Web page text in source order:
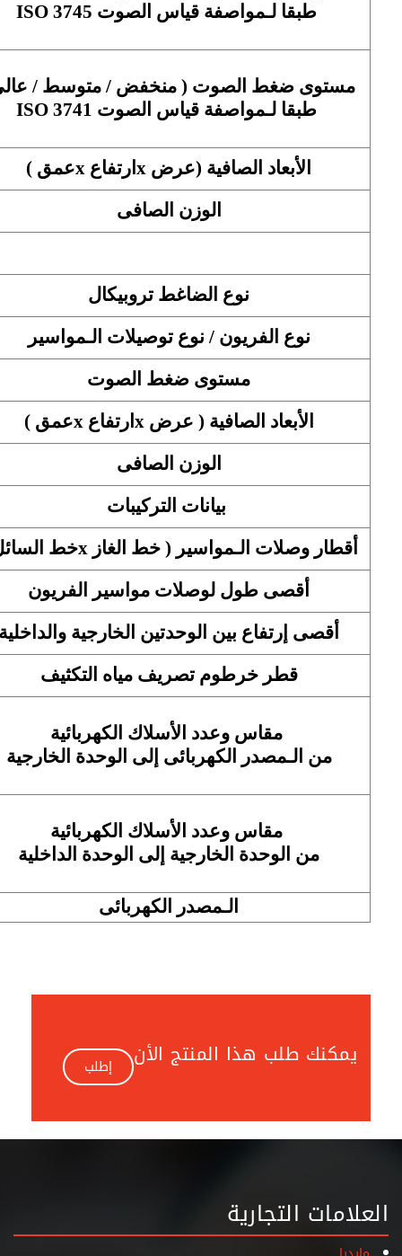
طبقا لـمواصفة قياس الصوت ISO 3745
مستوى ضغط الصوت ( منخفض / متوسط /
طبقا لـمواصفة قياس الصوت ISO 3741
الأبعاد الصافية (عرض xارتفاع xعمق )
الوزن الصافى
نوع الضاغط تروبيكال
نوع الفريون / نوع توصيلات الـمواسير
مستوى ضغط الصوت
الأبعاد الصافية ( عرض xارتفاع xعمق )
الوزن الصافى
بيانات التركيبات
أقطار وصلات الـمواسير ( خط الغاز xخط السائل )
أقصى طول لوصلات مواسير الفريون
أقصى إرتفاع بين الوحدتين الخارجية
قطر خرطوم تصريف مياه التكثيف
مقاس وعدد الأسلاك الكهربائية
من الـمصدر الكهربائى إلى الوحدة الخارجية
مقاس وعدد الأسلاك الكهربائية
من الوحدة الخارجية إلى الوحدة الداخلية
الـمصدر الكهربائى
يمكنك طلب هذا المنتج الأن إطلب
العلامات التجارية